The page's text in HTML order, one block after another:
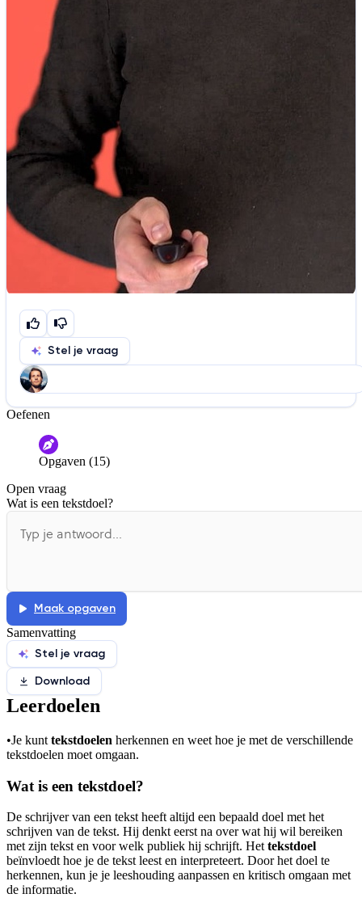
Stel je vraag
Help ons de video te verbeteren
De audio is slecht
Informatie is onjuist
De docent is te langdradig
Oefenen
Opgaven (15)
Open vraag
Wat is een tekstdoel?
Maak opgaven
Samenvatting
Stel je vraag
Download
Leerdoelen
•Je kunt tekstdoelen herkennen en weet hoe je met de verschillende
tekstdoelen moet omgaan.
Wat is een tekstdoel?
De schrijver van een tekst heeft altijd een bepaald doel met het
schrijven van de tekst. Hij denkt eerst na over wat hij wil bereiken
met zijn tekst en voor welk publiek hij schrijft. Het tekstdoel
beïnvloedt hoe je de tekst leest en interpreteert. Door het doel te
herkennen, kun je je leeshouding aanpassen en kritisch omgaan met
de informatie.